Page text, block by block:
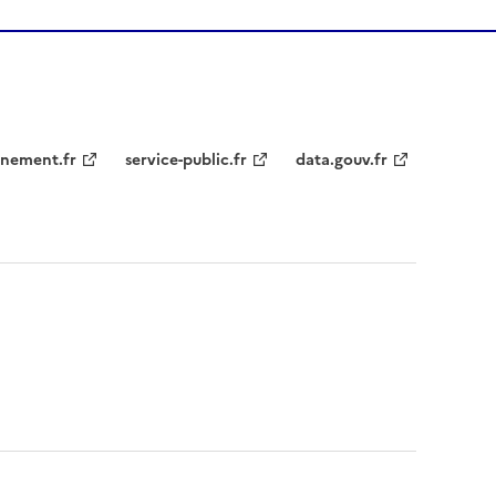
service-public.fr data.gouv.fr